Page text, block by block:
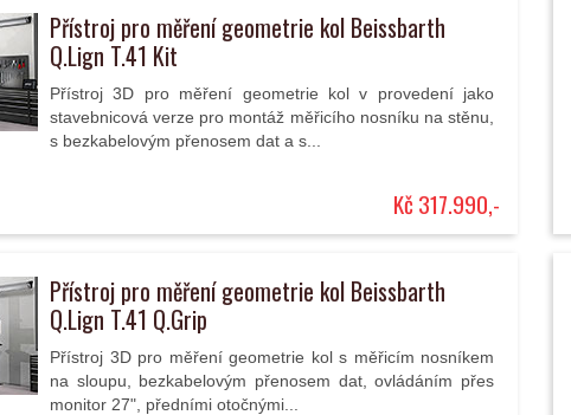
Přístroj pro měření geometrie kol Beissbarth
Q.Lign T.41 Kit
Přístroj 3D pro měření geometrie kol v provedení jako
stavebnicová verze pro montáž měřicího nosníku na stěnu,
s bezkabelovým přenosem dat a s...
Kč 317.990,-
Přístroj pro měření geometrie kol Beissbarth
Q.Lign T.41 Q.Grip
Přístroj 3D pro měření geometrie kol s měřicím nosníkem
na sloupu, bezkabelovým přenosem dat, ovládáním přes
monitor 27", předními otočnými...